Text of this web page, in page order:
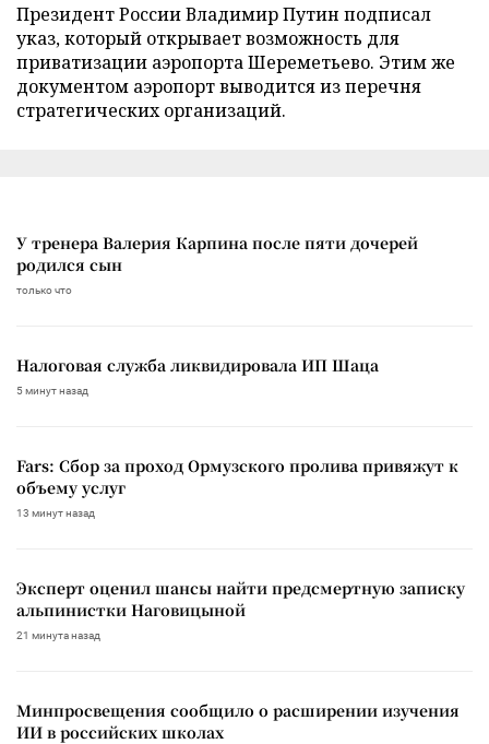
Президент России Владимир Путин подписал
указ, который открывает возможность для
приватизации аэропорта Шереметьево. Этим же
документом аэропорт выводится из перечня
стратегических организаций.
У тренера Валерия Карпина после пяти дочерей
родился сын
только что
Налоговая служба ликвидировала ИП Шаца
5 минут назад
Fars: Сбор за проход Ормузского пролива привяжут к
объему услуг
13 минут назад
Эксперт оценил шансы найти предсмертную записку
альпинистки Наговицыной
21 минута назад
Минпросвещения сообщило о расширении изучения
ИИ в российских школах